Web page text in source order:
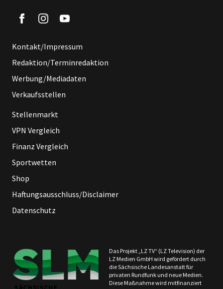
Kontakt/Impressum
Redaktion/Terminredaktion
Werbung/Mediadaten
Verkaufsstellen
Stellenmarkt
VPN Vergleich
Finanz Vergleich
Sportwetten
Shop
Haftungsausschluss/Disclaimer
Datenschutz
Das Projekt „LZ TV“ (LZ Television) der
LZ Medien GmbH wird gefördert durch
die Sächsische Landesanstalt für
privaten Rundfunk und neue Medien.
Diese Maßnahme wird mitfinanziert